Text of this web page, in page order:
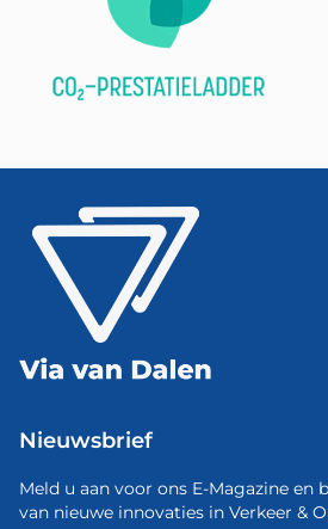
Nieuwsbrief
Meld u aan voor ons E-Magazine en
van nieuwe innovaties in Verkeer &